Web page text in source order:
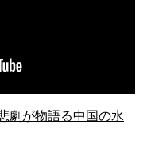
劇が物語る中国の水